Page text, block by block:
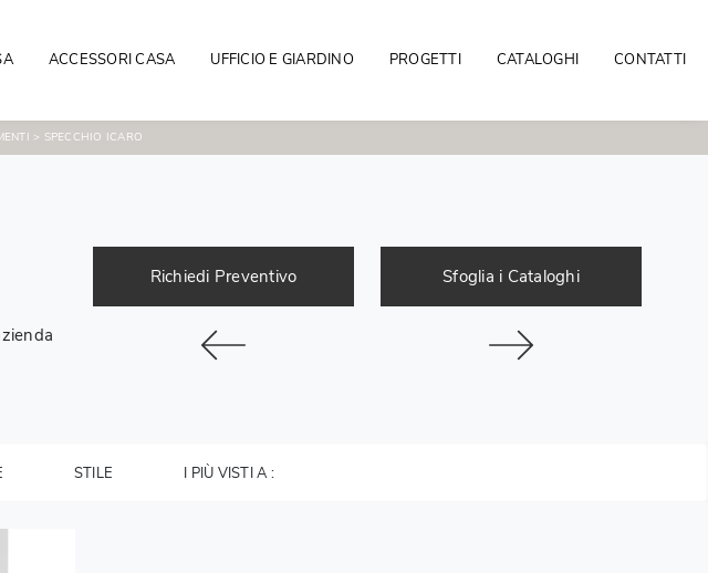
ACCESSORI CASA UFFICIO E GIARDINO PROGETTI CATALOGHI CONTATTI
> SPECCHIO ICARO
Richiedi Preventivo Sfoglia i Cataloghi
STILE I PIÙ VISTI A :